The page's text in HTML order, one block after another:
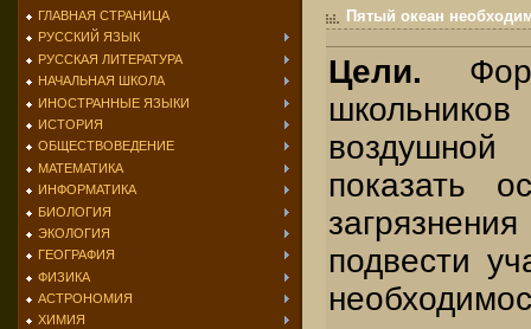
ГЛАВНАЯ СТРАНИЦА
РУССКИЙ ЯЗЫК
РУССКАЯ ЛИТЕРАТУРА
НАЧАЛЬНАЯ ШКОЛА
ИНОСТРАННЫЕ ЯЗЫКИ
ИСТОРИЯ
ОБЩЕСТВОВЕДЕНИЕ
МАТЕМАТИКА
ИНФОРМАТИКА
БИОЛОГИЯ
ЭКОЛОГИЯ
ГЕОГРАФИЯ
ФИЗИКА
АСТРОНОМИЯ
ХИМИЯ
Пятый океан
Цели.
показать
подвести